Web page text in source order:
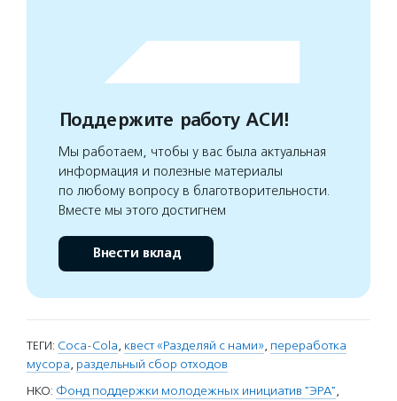
Поддержите работу АСИ!
Мы работаем, чтобы у вас была актуальная
информация и полезные материалы
по любому вопросу в благотворительности.
Вместе мы этого достигнем
Внести вклад
ТЕГИ: Coca-Cola, квест «Разделяй с нами», переработка
мусора, раздельный сбор отходов
НКО: Фонд поддержки молодежных инициатив "ЭРА",